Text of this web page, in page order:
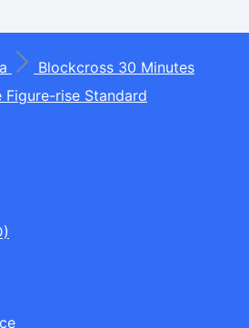
Blockcross 30 Minutes
Figure-rise Standard